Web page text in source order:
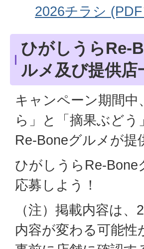
2026チラシ
ひがしうらRe-
ルメ及び提供店
キャンペーン期間中
ら」と「摘果ぶど
Re-Boneグルメが提
ひがしうらRe-
応募しよう！
（注）掲載内容は
内容が変わる可能